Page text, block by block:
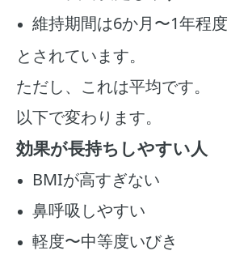
維持期間は6か月〜1年程度
とされています。
ただし、これは平均です。
以下で変わります。
効果が長持ちしやすい人
BMIが高すぎない
鼻呼吸しやすい
軽度〜中等度いびき